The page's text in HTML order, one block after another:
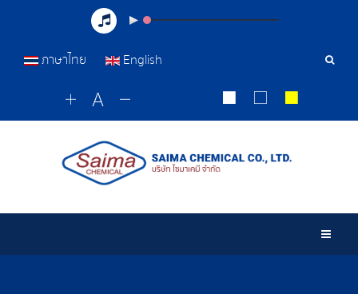
เครื่อ
ภาษาไทย English